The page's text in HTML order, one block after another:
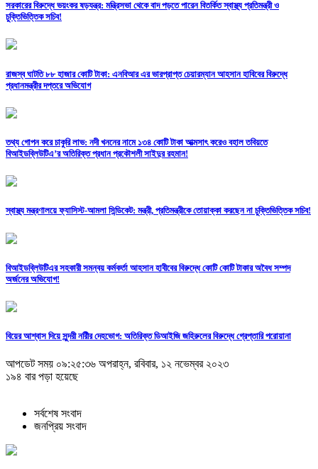
সরকারের বিরুদ্ধে ভয়ংকর ষড়যন্ত্র: মন্ত্রিসভা থেকে বাদ পড়তে পারেন বিতর্কিত স্বাস্থ্য প্রতিমন্ত্রী ও
চুক্তিভিত্তিক সচিব!
রাজস্ব ঘাটতি ৮৮ হাজার কোটি টাকা: এনবিআর এর ভারপ্রাপ্ত চেয়ারম্যান আহসান হাবিবের বিরুদ্ধে
প্রধানমন্ত্রীর দপ্তরে অভিযোগ
তথ্য গোপন করে চাকুরি লাভ: নদী খননের নামে ১৩৪ কোটি টাকা আত্মসাৎ করেও বহাল তবিয়তে
বিআইডব্লিউটিএ’র অতিরিক্ত প্রধান প্রকৌশলী সাইদুর রহমান!
স্বাস্থ্য মন্ত্রণালয়ে ফ্যাসিস্ট-আমলা সিন্ডিকেট: মন্ত্রী, প্রতিমন্ত্রীকে তোয়াক্কা করছেন না চুক্তিভিত্তিক সচিব!
বিআইডব্লিউটিএর সহকারী সমন্বয় কর্মকর্তা আহসান হাবীবের বিরুদ্ধে কোটি কোটি টাকার অবৈধ সম্পদ
অর্জনের অভিযোগ!
বিয়ের আশ্বাস দিয়ে সুন্দরী নরিীর দেহভোগ: অতিরিক্ত ডিআইজি জহিরুলের বিরুদ্ধে গ্রেপ্তারি পরোয়ানা
আপডেট সময় ০৯:২৫:৩৬ অপরাহ্ন, রবিবার, ১২ নভেম্বর ২০২৩
১৯৪ বার পড়া হয়েছে
সর্বশেষ সংবাদ
জনপ্রিয় সংবাদ